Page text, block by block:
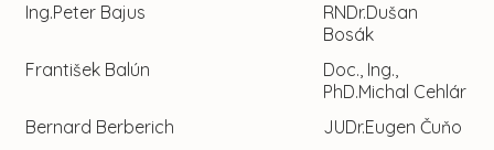
Ing.Peter Bajus
RNDr.Dušan
Bosák
František Balún
Doc., Ing.,
PhD.Michal Cehlár
Bernard Berberich
JUDr.Eugen Čuňo